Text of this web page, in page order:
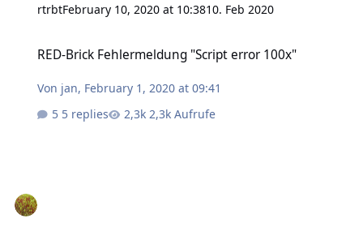
rtrbtFebruary 10, 2020 at 10:3810. Feb 2020
RED-Brick Fehlermeldung "Script error 100x"
Von jan, February 1, 2020 at 09:41
5 replies
2,3k Aufrufe